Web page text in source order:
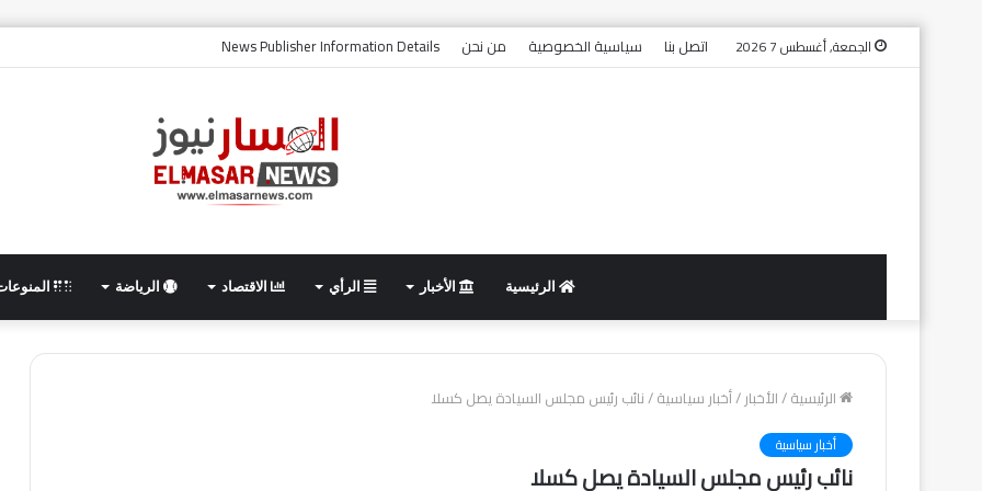
الجمعة, أغسطس 7 2026 اتصل بنا سياسية الخصوصية من نحن News Publisher Information Details
الرئيسية الأخبار الرأي الاقتصاد الرياضة
الرئيسية/الأخبار/أخبار سياسية/نائب رئيس مجلس السيادة يصل كسلا
أخبار سياسية
نائب رئيس مجلس السيادة يصل كسلا